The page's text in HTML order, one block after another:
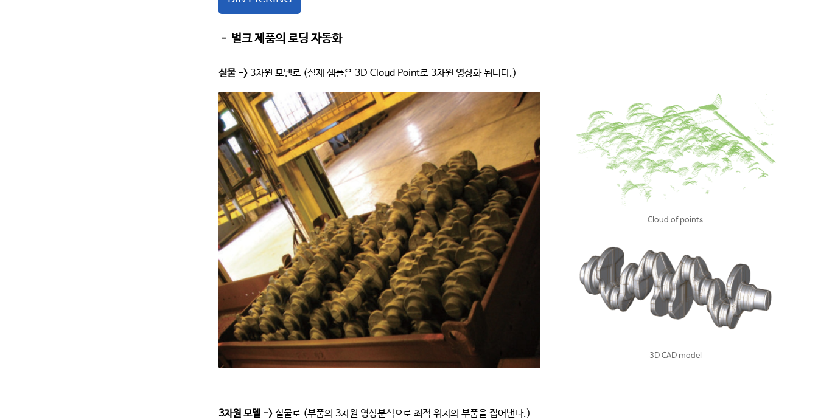
– 벌크 제품의 로딩 자동화
실물 -> 3차원 모델로 (실제 샘플은 3D Cloud Point로 3차원 영상화 됩니다.)
Cloud of points
3D CAD model
3차원 모델 -> 실물로 (부품의 3차원 영상분석으로 최적 위치의 부품을 집어낸다.)